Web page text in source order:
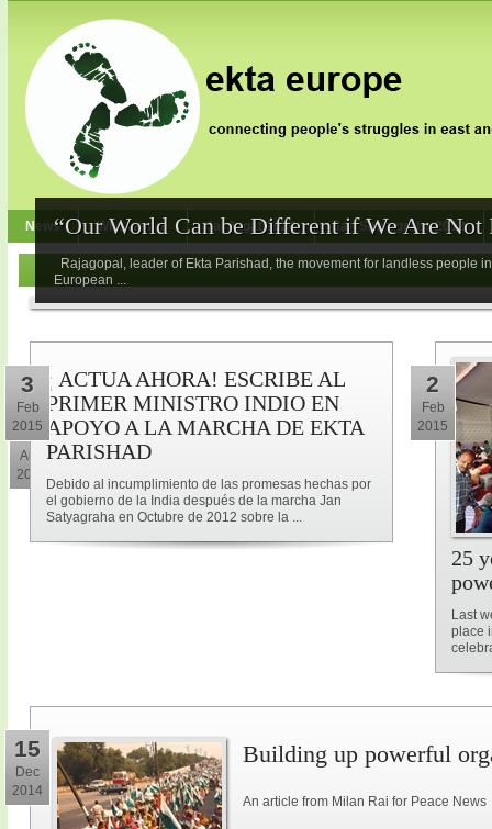
News Who we are Jai Jagat 2020 Jan Satyagraha 2012
“Our World Can be Different if We Are Not
Rajagopal, leader of Ekta Parishad, the movement for landless people
European ...
3
Aug
2017
¡ ACTUA AHORA! ESCRIBE AL
PRIMER MINISTRO INDIO EN
APOYO A LA MARCHA DE EKTA
PARISHAD
Debido al incumplimiento de las promesas hechas por
el gobierno de la India después de la marcha Jan
Satyagraha en Octubre de 2012 sobre la ...
3
Feb
2015
25
Last
place
2
Feb
2015
15
Dec
2014
Building up powerful
An article from Milan Rai for Peace News